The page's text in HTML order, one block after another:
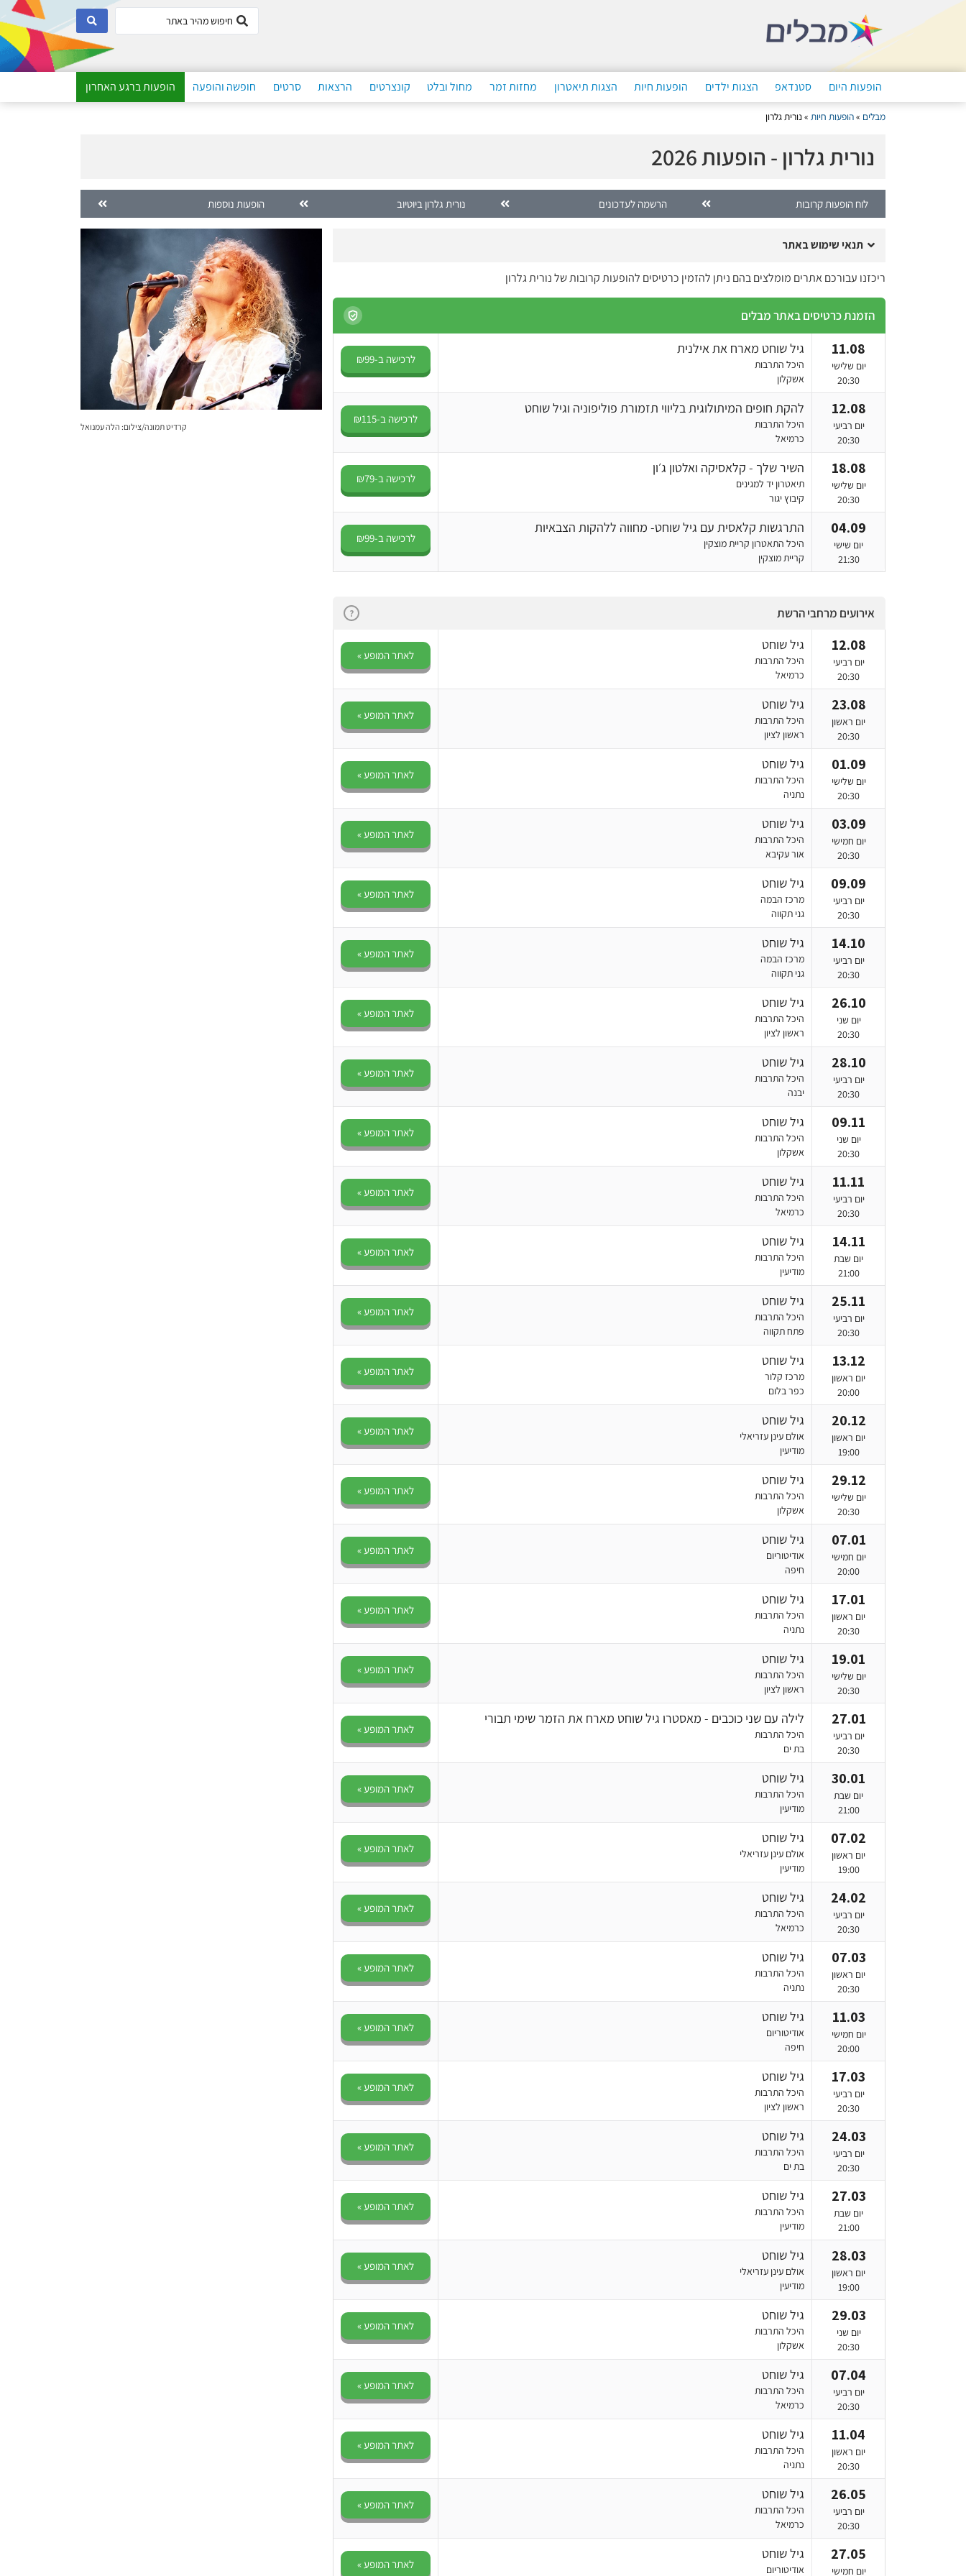
הופעות היום סטנדאפ הצגות ילדים הופעות חיות הצגות תיאטרון מחזות זמר מחול ובלט קונצרטים הרצאות סרטים חופשה והופעה הופעות ברגע האחרון
מבלים »הופעות חיות » נורית גלרון
נורית גלרון - הופעות 2026
לוח הופעות קרובות הרשמה לעדכונים נורית גלרון ביוטיוב הופעות נוספות
תנאי שימוש באתר
ריכזנו עבורכם אתרים מומלצים בהם ניתן להזמין כרטיסים להופעות קרובות של נורית גלרון
הזמנת כרטיסים באתר מבלים
11.08
יום שלישי
20:30
גיל שוחט מארח את אילנית
היכל התרבות
אשקלון
לרכישה ב-₪99
12.08
יום רביעי
20:30
להקת חופים המיתולוגית בליווי תזמורת פוליפוניה וגיל שוחט
היכל התרבות
כרמיאל
לרכישה ב-₪115
18.08
יום שלישי
20:30
השיר שלך - קלאסיקה ואלטון ג׳ון
תיאטרון יד למגינים
קיבוץ יגור
לרכישה ב-₪79
04.09
יום שישי
21:30
התרגשות קלאסית עם גיל שוחט- מחווה ללהקות הצבאיות
היכל התאטרון קריית מוצקין
קריית מוצקין
לרכישה ב-₪99
אירועים מרחבי הרשת ?
12.08
יום רביעי
20:30
גיל שוחט
היכל התרבות
כרמיאל
לאתר המופע »
23.08
יום ראשון
20:30
גיל שוחט
היכל התרבות
ראשון לציון
לאתר המופע »
01.09
יום שלישי
20:30
גיל שוחט
היכל התרבות
נתניה
לאתר המופע »
03.09
יום חמישי
20:30
גיל שוחט
היכל התרבות
אור עקיבא
לאתר המופע »
09.09
יום רביעי
20:30
גיל שוחט
מרכז הבמה
גני תקווה
לאתר המופע »
14.10
יום רביעי
20:30
גיל שוחט
מרכז הבמה
גני תקווה
לאתר המופע »
26.10
יום שני
20:30
גיל שוחט
היכל התרבות
ראשון לציון
לאתר המופע »
28.10
יום רביעי
20:30
גיל שוחט
היכל התרבות
יבנה
לאתר המופע »
09.11
יום שני
20:30
גיל שוחט
היכל התרבות
אשקלון
לאתר המופע »
11.11
יום רביעי
20:30
גיל שוחט
היכל התרבות
כרמיאל
לאתר המופע »
14.11
יום שבת
21:00
גיל שוחט
היכל התרבות
מודיעין
לאתר המופע »
25.11
יום רביעי
20:30
גיל שוחט
היכל התרבות
פתח תקווה
לאתר המופע »
13.12
יום ראשון
20:00
גיל שוחט
מרכז קלור
כפר בלום
לאתר המופע »
20.12
יום ראשון
19:00
גיל שוחט
אולם עינן עזריאלי
מודיעין
לאתר המופע »
29.12
יום שלישי
20:30
גיל שוחט
היכל התרבות
אשקלון
לאתר המופע »
07.01
יום חמישי
20:00
גיל שוחט
אודיטוריום
חיפה
לאתר המופע »
17.01
יום ראשון
20:30
גיל שוחט
היכל התרבות
נתניה
לאתר המופע »
19.01
יום שלישי
20:30
גיל שוחט
היכל התרבות
ראשון לציון
לאתר המופע »
27.01
יום רביעי
20:30
לילה עם שני כוכבים - מאסטרו גיל שוחט מארח את הזמר שימי תבורי
היכל התרבות
בת ים
לאתר המופע »
30.01
יום שבת
21:00
גיל שוחט
היכל התרבות
מודיעין
לאתר המופע »
07.02
יום ראשון
19:00
גיל שוחט
אולם עינן עזריאלי
מודיעין
לאתר המופע »
24.02
יום רביעי
20:30
גיל שוחט
היכל התרבות
כרמיאל
לאתר המופע »
07.03
יום ראשון
20:30
גיל שוחט
היכל התרבות
נתניה
לאתר המופע »
11.03
יום חמישי
20:00
גיל שוחט
אודיטוריום
חיפה
לאתר המופע »
17.03
יום רביעי
20:30
גיל שוחט
היכל התרבות
ראשון לציון
לאתר המופע »
24.03
יום רביעי
20:30
גיל שוחט
היכל התרבות
בת ים
לאתר המופע »
27.03
יום שבת
21:00
גיל שוחט
היכל התרבות
מודיעין
לאתר המופע »
28.03
יום ראשון
19:00
גיל שוחט
אולם עינן עזריאלי
מודיעין
לאתר המופע »
29.03
יום שני
20:30
גיל שוחט
היכל התרבות
אשקלון
לאתר המופע »
07.04
יום רביעי
20:30
גיל שוחט
היכל התרבות
כרמיאל
לאתר המופע »
11.04
יום ראשון
20:30
גיל שוחט
היכל התרבות
נתניה
לאתר המופע »
26.05
יום רביעי
20:30
גיל שוחט
היכל התרבות
כרמיאל
לאתר המופע »
27.05
יום חמישי
גיל שוחט
אודיטוריום לאתר המופע »
קרדיט תמונה/צילום: הלה עמנואל